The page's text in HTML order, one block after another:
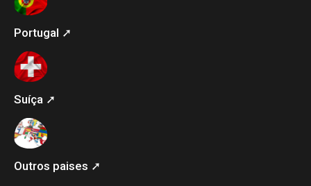
Portugal ➚
Suíça ➚
Outros paises ➚